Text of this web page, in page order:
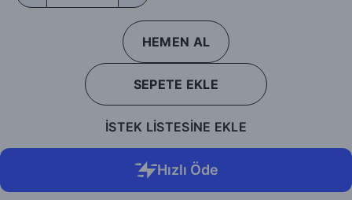
HEMEN AL
SEPETE EKLE
İSTEK LİSTESİNE EKLE